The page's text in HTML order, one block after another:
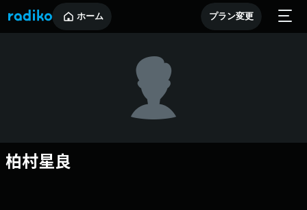
ホーム プラン変更
柏村星良